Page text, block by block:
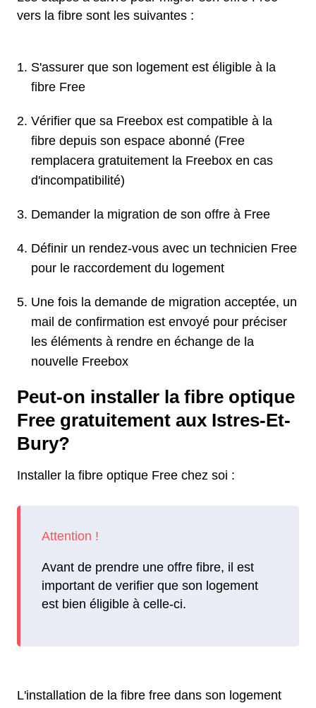
vers la fibre sont les suivantes :
S'assurer que son logement est éligible à la
fibre Free
Vérifier que sa Freebox est compatible à la
fibre depuis son espace abonné (Free
remplacera gratuitement la Freebox en cas
d'incompatibilité)
Demander la migration de son offre à Free
Définir un rendez-vous avec un technicien Free
pour le raccordement du logement
Une fois la demande de migration acceptée, un
mail de confirmation est envoyé pour préciser
les éléments à rendre en échange de la
nouvelle Freebox
Peut-on installer la fibre optique
Free gratuitement aux Istres-Et-
Bury?
Installer la fibre optique Free chez soi :
Avant de prendre une offre fibre, il est
important de verifier que son logement
est bien éligible à celle-ci.
L'installation de la fibre free dans son logement